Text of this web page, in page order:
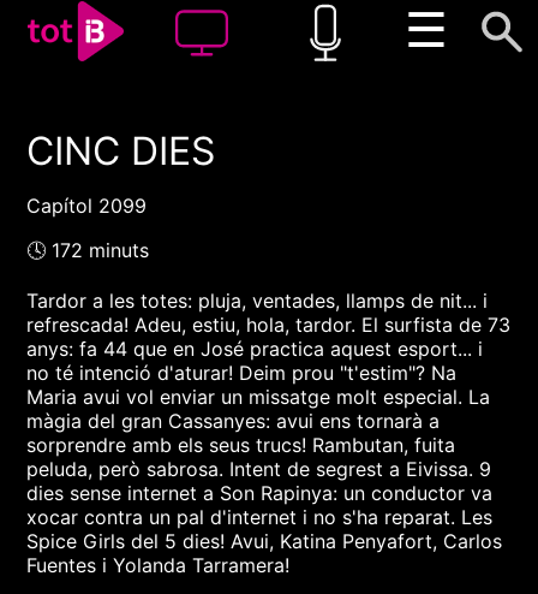
☰
00:00 00:00
CINC DIES
Capítol 2099
🕓 172 minuts
Tardor a les totes: pluja, ventades, llamps de nit... i
refrescada! Adeu, estiu, hola, tardor. El surfista de 73
anys: fa 44 que en José practica aquest esport... i
no té intenció d'aturar! Deim prou "t'estim"? Na
Maria avui vol enviar un missatge molt especial. La
màgia del gran Cassanyes: avui ens tornarà a
sorprendre amb els seus trucs! Rambutan, fuita
peluda, però sabrosa. Intent de segrest a Eivissa. 9
dies sense internet a Son Rapinya: un conductor va
xocar contra un pal d'internet i no s'ha reparat. Les
Spice Girls del 5 dies! Avui, Katina Penyafort, Carlos
Fuentes i Yolanda Tarramera!